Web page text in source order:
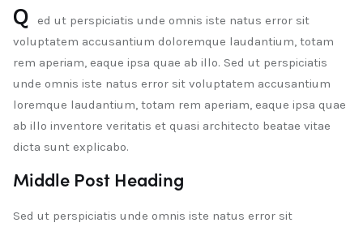
Q
ed ut perspiciatis unde omnis iste natus error sit
voluptatem accusantium doloremque laudantium, totam
rem aperiam, eaque ipsa quae ab illo. Sed ut perspiciatis
unde omnis iste natus error sit voluptatem accusantium
loremque laudantium, totam rem aperiam, eaque ipsa quae
ab illo inventore veritatis et quasi architecto beatae vitae
dicta sunt explicabo.
Middle Post Heading
Sed ut perspiciatis unde omnis iste natus error sit